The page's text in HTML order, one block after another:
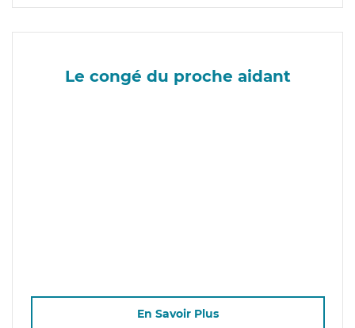
Le congé du proche aidant
En Savoir Plus